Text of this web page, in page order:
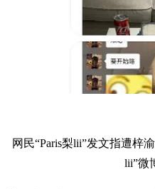
网民“Paris梨lii”发文指遭梓
lii”微